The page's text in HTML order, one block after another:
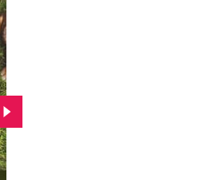
Przejdź do kolejnego zdjęcia.